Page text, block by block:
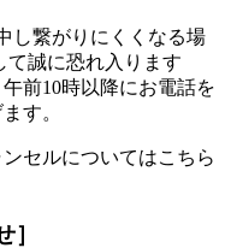
し繋がりにくくなる場
て誠に恐れ入ります
前10時以降にお電話を
す。
セルについてはこちら
］